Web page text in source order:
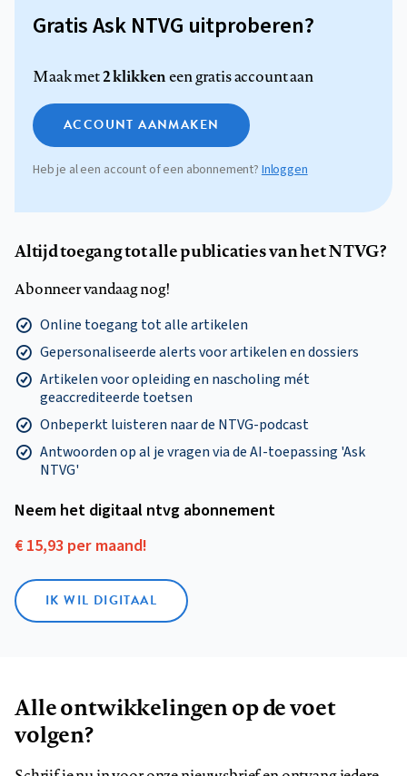
Gratis Ask NTVG uitproberen?
Maak met2 klikkeneen gratis account aan
ACCOUNT AANMAKEN
Heb je al een account of een abonnement?Inloggen
Altijd toegang tot alle publicaties van het NTVG?
Abonneer vandaag nog!
Online toegang tot alle artikelen
Gepersonaliseerde alerts voor artikelen en dossiers
Artikelen voor opleiding en nascholing mét
geaccrediteerde toetsen
Onbeperkt luisteren naar de NTVG-podcast
Antwoorden op al je vragen via de AI-toepassing 'Ask
NTVG'
Neem het digitaal ntvg abonnement
€ 15,93 per maand!
IK WIL DIGITAAL
Alle ontwikkelingen op de voet
volgen?